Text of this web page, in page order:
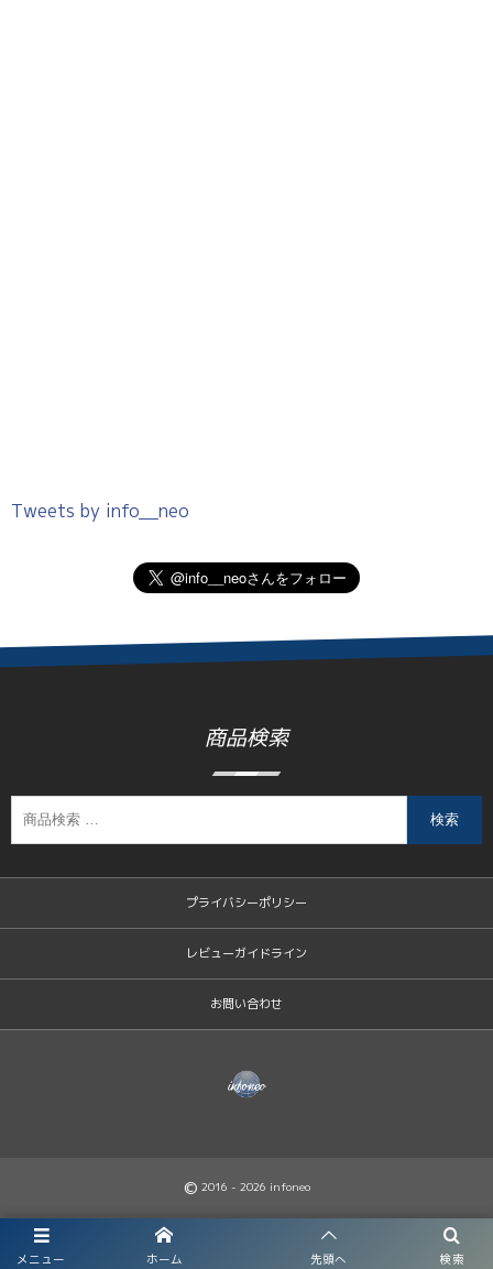
Tweets by info__neo
メニュー 検索
ホーム 先頭へ
商品検索
検索
プライバシーポリシー
レビューガイドライン
お問い合わせ
© 2016 - 2026 infoneo